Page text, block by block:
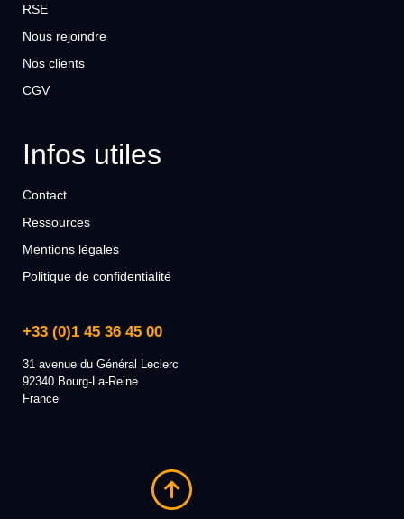
RSE
Nous rejoindre
Nos clients
CGV
Infos utiles
Contact
Ressources
Mentions légales
Politique de confidentialité
+33 (0)1 45 36 45 00
31 avenue du Général Leclerc
92340 Bourg-La-Reine
France